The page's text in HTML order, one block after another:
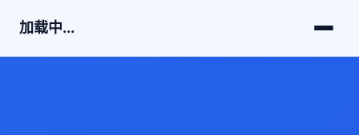
加载中...